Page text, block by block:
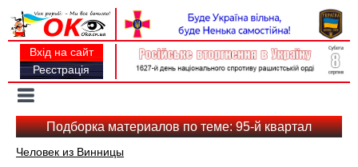
Вхід на сайт
Реєстрація
navigationПодборка материалов по теме: 95-й квартал
Человек из Винницы